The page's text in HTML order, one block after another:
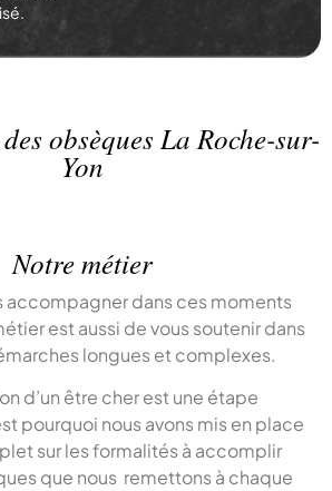
obsèques La Roche-sur-
Yon
Notre métier
accompagner dans ces moments
est aussi de vous soutenir dans
longues et complexes.
d’un être cher est une étape
pourquoi nous avons mis en place
sur les formalités à accomplir
que nous remettons à chaque